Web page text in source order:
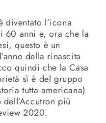
diventato l’icona
60 anni e, ora che la
questo è un
della rinascita
quindi che la Casa
sì è del gruppo
tutta americana)
più
2020.